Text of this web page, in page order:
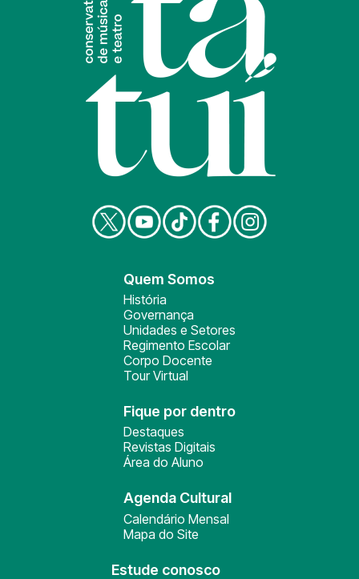
Quem Somos
História
Governança
Unidades e Setores
Regimento Escolar
Corpo Docente
Tour Virtual
Fique por dentro
Destaques
Revistas Digitais
Área do Aluno
Agenda Cultural
Calendário Mensal
Mapa do Site
Estude conosco